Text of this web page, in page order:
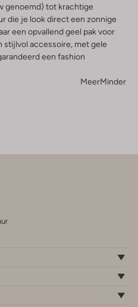
genoemd) tot krachtige
die je look direct een zonnige
een opvallend geel pak voor
stijlvol accessoire, met gele
een fashion
MeerMinder